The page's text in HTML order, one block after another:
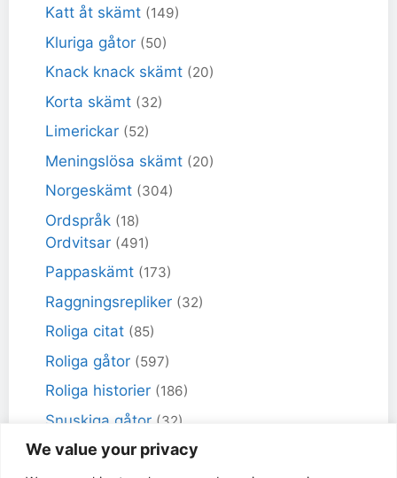
We value your privacy
Katt åt skämt (149)
Kluriga gåtor (50)
Knack knack skämt (20)
Korta skämt (32)
Limerickar (52)
Meningslösa skämt (20)
Norgeskämt (304)
Ordspråk (18)
Ordvitsar (491)
Pappaskämt (173)
Raggningsrepliker (32)
Roliga citat (85)
Roliga gåtor (597)
Roliga historier (186)
Snuskiga gåtor (32)
Snuskiga skämt(98)